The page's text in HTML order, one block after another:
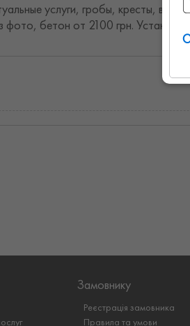
услуги, гробы, кресты, вся
фото, бетон от 2100 грн.
Замовнику
Реєстрація замовника
Правила та умови